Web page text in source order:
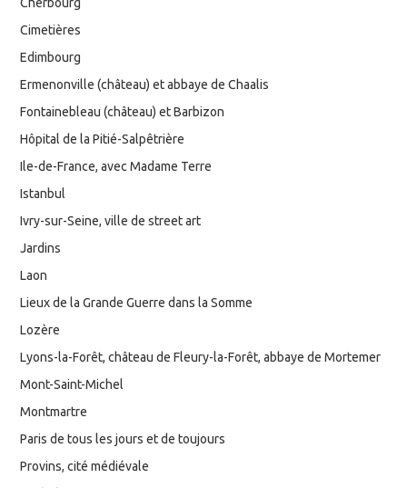
Cimetières
Edimbourg
Ermenonville (château) et abbaye de Chaalis
Fontainebleau (château) et Barbizon
Hôpital de la Pitié-Salpêtrière
Ile-de-France, avec Madame Terre
Istanbul
Ivry-sur-Seine, ville de street art
Jardins
Laon
Lieux de la Grande Guerre dans la Somme
Lozère
Lyons-la-Forêt, château de Fleury-la-Forêt, abbaye de Mortemer
Mont-Saint-Michel
Montmartre
Paris de tous les jours et de toujours
Provins, cité médiévale